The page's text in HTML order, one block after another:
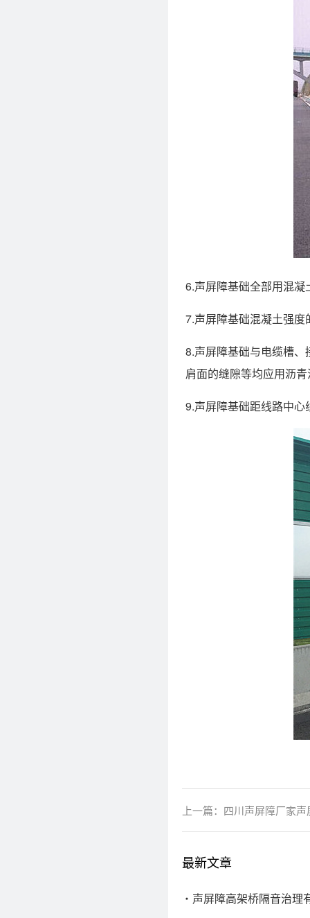
6.声屏障基础全部用混
7.声屏障基础混凝土强
8.声屏障基础与电缆槽
肩面的缝隙等均应用沥
9.声屏障基础距线路中
上一篇： 四川声屏障厂家
最新文章
声屏障高架桥隔音治理